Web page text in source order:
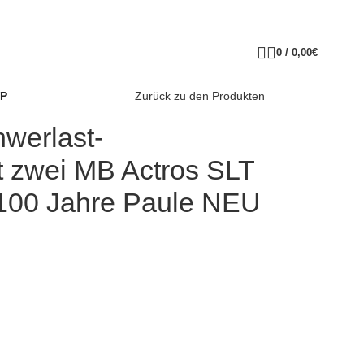
0 / 0,00€
Zurück zu den Produkten
MB Actros SLT
Jahre Paule NEU